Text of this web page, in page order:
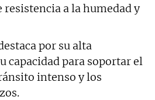
resistencia a la humedad y
por su alta
capacidad para soportar el
intenso y los